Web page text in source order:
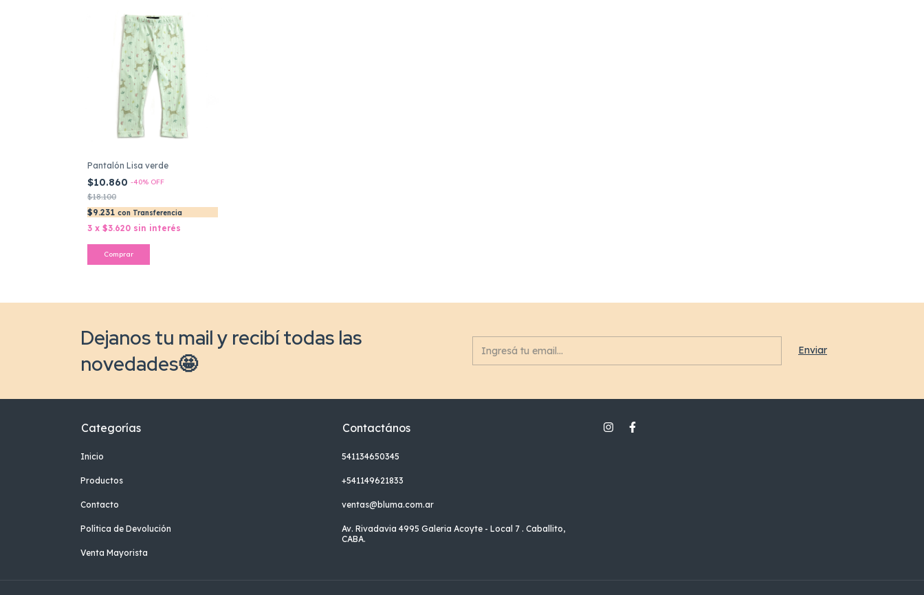
Pantalón Lisa verde
$10.860 -40% OFF
$18.100
$9.231 con Transferencia
3 x $3.620 sin interés
Comprar
Dejanos tu mail y recibí todas las
novedades🤩
Categorías
Inicio
Productos
Contacto
Política de Devolución
Venta Mayorista
Contactános
541134650345
+541149621833
ventas@bluma.com.ar
Av. Rivadavia 4995 Galeria Acoyte - Local 7 . Caballito,
CABA.